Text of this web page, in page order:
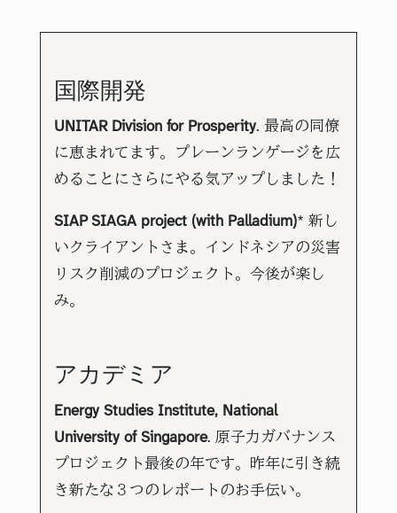
国際開発
UNITAR Division for Prosperity. 最高の同僚
に恵まれてます。プレーンランゲージを広
めることにさらにやる気アップしました！
SIAP SIAGA project (with Palladium)* 新し
いクライアントさま。インドネシアの災害
リスク削減のプロジェクト。今後が楽し
み。
アカデミア
Energy Studies Institute, National
University of Singapore. 原子力ガバナンス
プロジェクト最後の年です。昨年に引き続
き新たな３つのレポートのお手伝い。